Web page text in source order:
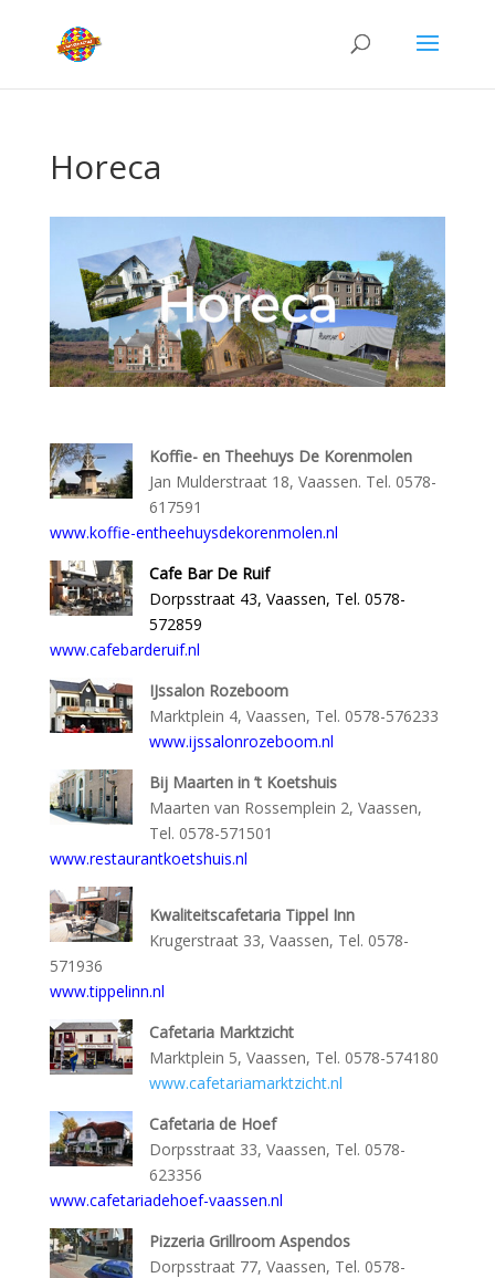
Horeca
Koffie- en Theehuys De Korenmolen
Jan Mulderstraat 18, Vaassen. Tel. 0578-
617591
www.koffie-entheehuysdekorenmolen.nl
Cafe Bar De Ruif
Dorpsstraat 43, Vaassen, Tel. 0578-
572859
www.cafebarderuif.nl
IJssalon Rozeboom
Marktplein 4, Vaassen, Tel. 0578-576233
www.ijssalonrozeboom.nl
Bij Maarten in ’t Koetshuis
Maarten van Rossemplein 2, Vaassen,
Tel. 0578-571501
www.restaurantkoetshuis.nl
Kwaliteitscafetaria Tippel Inn
Krugerstraat 33, Vaassen, Tel. 0578-
571936
www.tippelinn.nl
Cafetaria Marktzicht
Marktplein 5, Vaassen, Tel. 0578-574180
www.cafetariamarktzicht.nl
Cafetaria de Hoef
Dorpsstraat 33, Vaassen, Tel. 0578-
623356
www.cafetariadehoef-vaassen.nl
Pizzeria Grillroom Aspendos
Dorpsstraat 77, Vaassen, Tel. 0578-